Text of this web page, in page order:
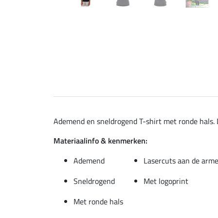
Ademend en sneldrogend T-shirt met ronde
Materiaalinfo & kenmerken:
Ademend
Lasercuts aan de
Sneldrogend
Met logoprint
Met ronde hals